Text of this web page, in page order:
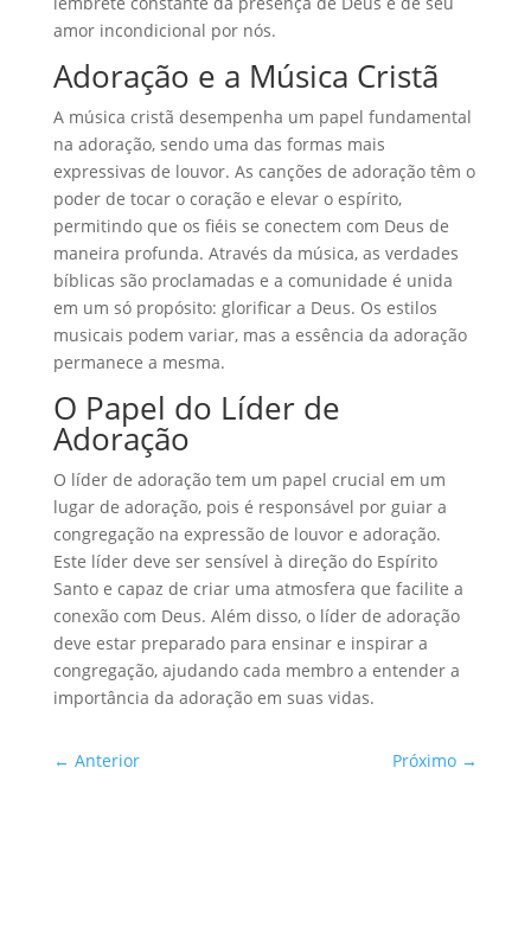
amor incondicional por nós.
Adoração e a Música Cristã
A música cristã desempenha um papel fundamental
na adoração, sendo uma das formas mais
expressivas de louvor. As canções de adoração têm o
poder de tocar o coração e elevar o espírito,
permitindo que os fiéis se conectem com Deus de
maneira profunda. Através da música, as verdades
bíblicas são proclamadas e a comunidade é unida
em um só propósito: glorificar a Deus. Os estilos
musicais podem variar, mas a essência da adoração
permanece a mesma.
O Papel do Líder de
Adoração
O líder de adoração tem um papel crucial em um
lugar de adoração, pois é responsável por guiar a
congregação na expressão de louvor e adoração.
Este líder deve ser sensível à direção do Espírito
Santo e capaz de criar uma atmosfera que facilite a
conexão com Deus. Além disso, o líder de adoração
deve estar preparado para ensinar e inspirar a
congregação, ajudando cada membro a entender a
importância da adoração em suas vidas.
← Anterior Próximo →